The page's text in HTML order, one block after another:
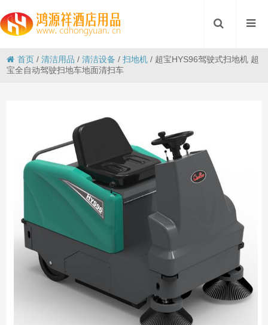
首页 /清洁用品 /清洁设备 /扫地机 / 超宝HYS96驾驶式扫地机 超
宝全自动驾驶扫地车地面清扫车